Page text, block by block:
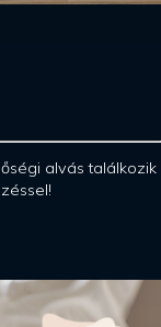
alvás találkozik